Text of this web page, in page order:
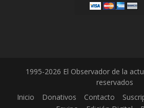
1995-2026 El Observador de la
reservados
Inicio
Donativos Contacto